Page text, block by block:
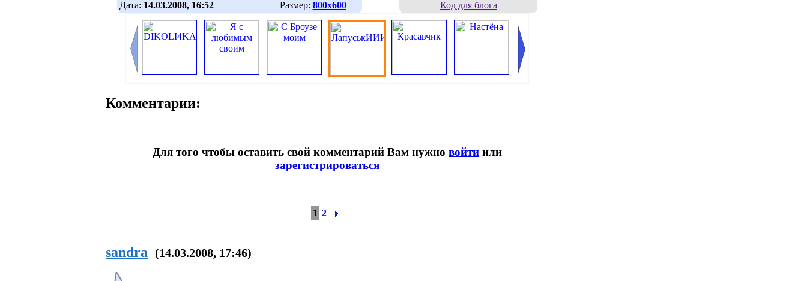
Дата: 14.03.2008, 16:52 Размер: 800х600
Код для блога
Комментарии:
Для того чтобы оставить свой комментарий Вам нужно войти или
зарегистрироваться
1 2
sandra (14.03.2008, 17:46)